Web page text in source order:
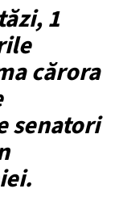
1
cărora
senatori